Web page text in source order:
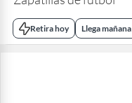
Retira hoy Llega mañana